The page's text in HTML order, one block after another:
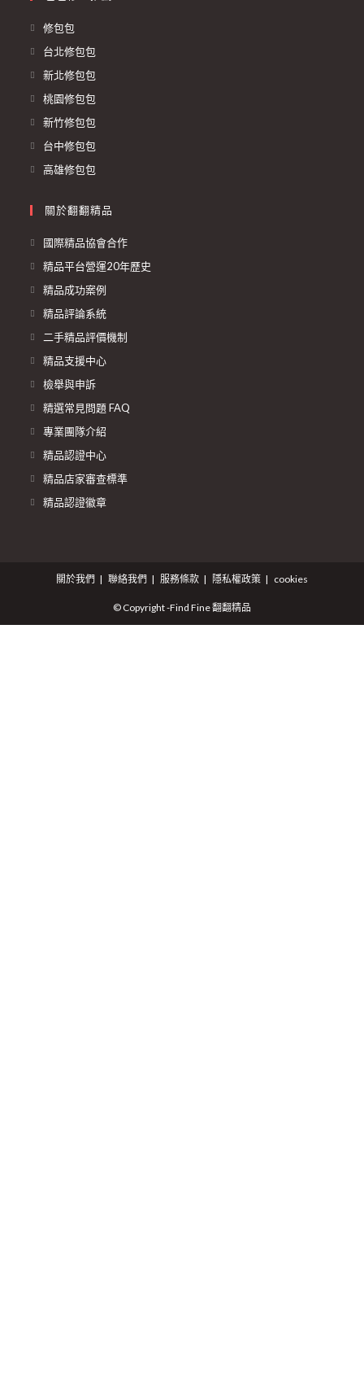
修包包
台北修包包
新北修包包
桃園修包包
新竹修包包
台中修包包
高雄修包包
關於翻翻精品
國際精品協會合作
精品平台營運20年歷史
精品成功案例
精品評論系統
二手精品評價機制
精品支援中心
檢舉與申訴
精選常見問題 FAQ
專業團隊介紹
精品認證中心
精品店家審查標準
精品認證徽章
關於我們 聯絡我們 服務條款 隱私權政策 cookies
© Copyright -Find Fine 翻翻精品